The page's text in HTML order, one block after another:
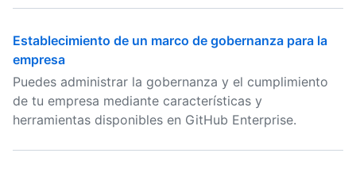
Establecimiento de un marco de gobernanza para la
empresa
Puedes administrar la gobernanza y el cumplimiento
de tu empresa mediante características y
herramientas disponibles en GitHub Enterprise.